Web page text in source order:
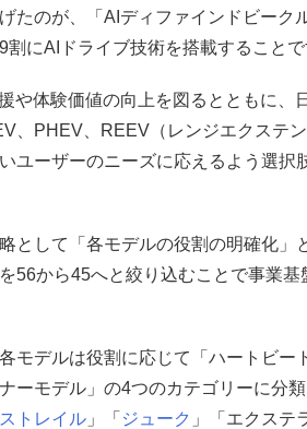
たのが、「AIディファインドビーク
にAIドライブ技術を搭載することで
や体験価値の向上を図るとともに、
、PHEV、REEV（レンジエクステ
ユーザーのニーズに応えるよう選択
として「各モデルの役割の明確化」
56から45へと絞り込むことで事業
モデルは役割に応じて「ハートビー
ーモデル」の4つのカテゴリーに分
トレイル 」「 ジューク 」「エクステ